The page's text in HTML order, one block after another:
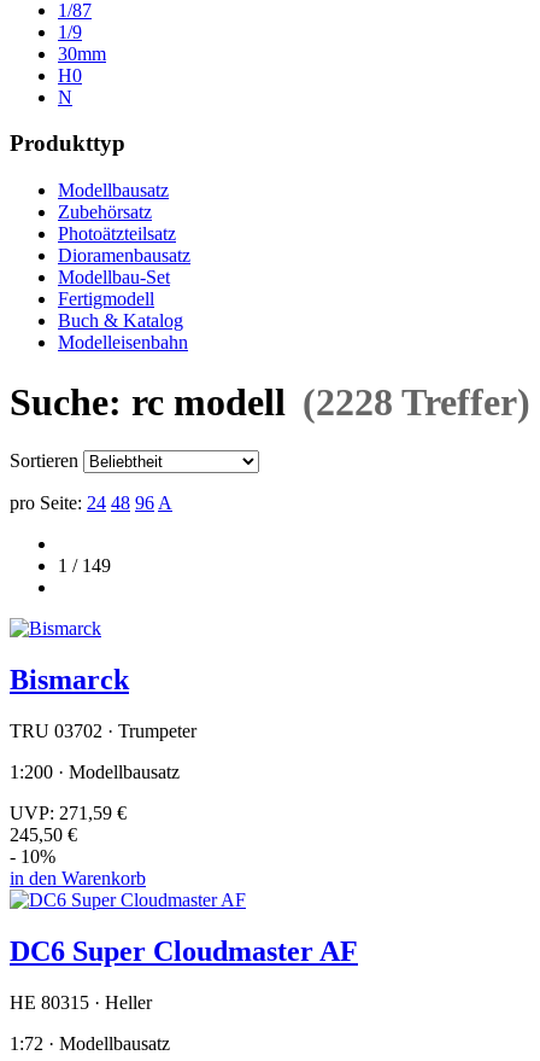
1/87
1/9
30mm
H0
N
Produkttyp
Modellbausatz
Zubehörsatz
Photoätzteilsatz
Dioramenbausatz
Modellbau-Set
Fertigmodell
Buch & Katalog
Modelleisenbahn
Suche: rc modell (2228 Treffer)
Sortieren
pro Seite: 24 48 96 A
1 / 149
Bismarck
TRU 03702 · Trumpeter
1:200 · Modellbausatz
UVP: 271,59 €
245,50 €
- 10%
in den Warenkorb
DC6 Super Cloudmaster AF
HE 80315 · Heller
1:72 · Modellbausatz